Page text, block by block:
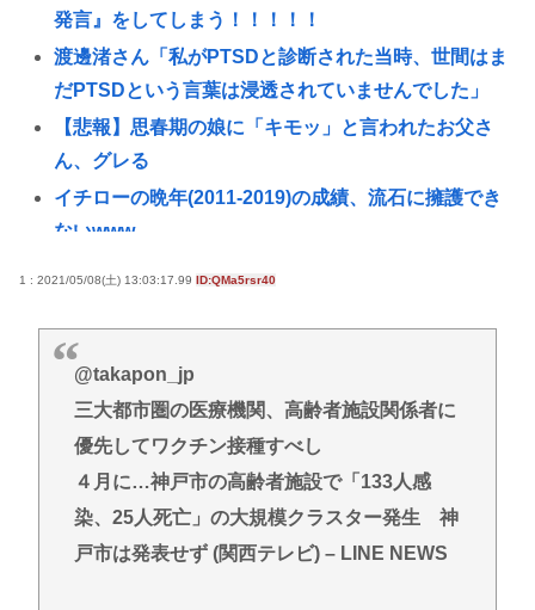
発言』をしてしまう！！！！！
渡邊渚さん「私がPTSDと診断された当時、世間はま
だPTSDという言葉は浸透されていませんでした」
【悲報】思春期の娘に「キモッ」と言われたお父さ
ん、グレる
イチローの晩年(2011-2019)の成績、流石に擁護でき
ないwww
【動画あり】ミスイタリア地方予選、黒人女性が優
勝し炎上
高市早苗の消費税減税、93%が「賛成」www
首相官邸、"映え"を意識した高市首相熊本訪問の感
動BGM付きムービーを投稿「全部が全部ありがたか
ったです」
避難所地獄と化す「ずっと同じ食べ物&断水でトイレ
1 : 2021/05/08(土) 13:03:17.99 ID:QMa5rsr40
@takapon_jp
三大都市圏の医療機関、高齢者施設関係者に
優先してワクチン接種すべし
４月に…神戸市の高齢者施設で「133人感
染、25人死亡」の大規模クラスター発生 神
戸市は発表せず (関西テレビ) – LINE NEWS